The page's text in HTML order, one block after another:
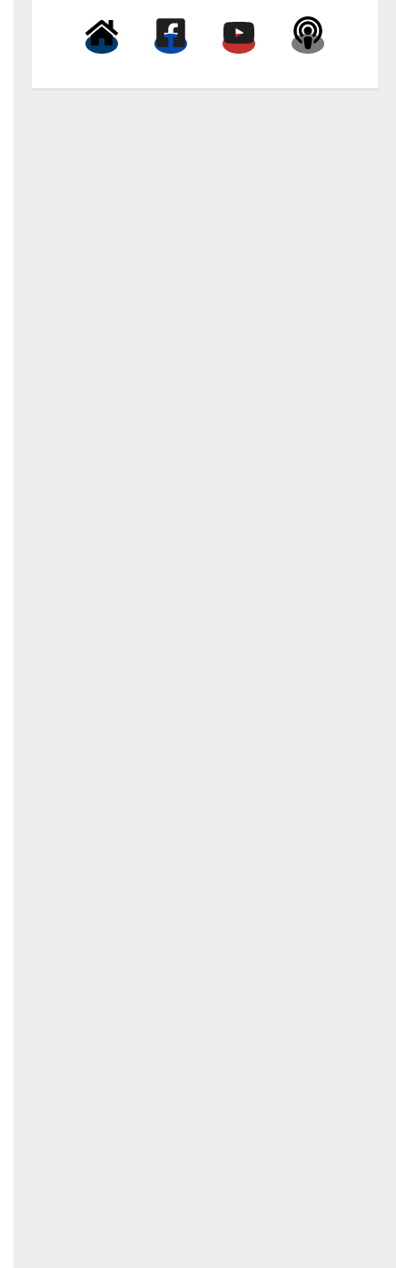
2025-02-20